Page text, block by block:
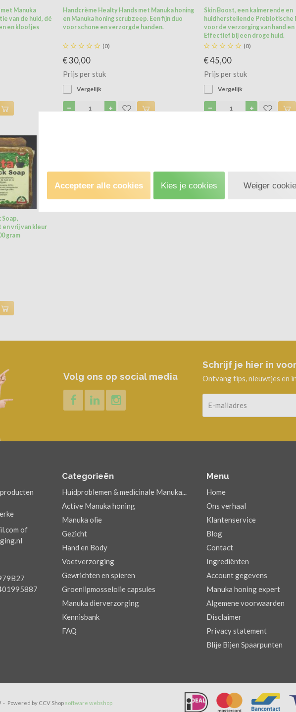
Manuka
van de huid, dé
en kloofjes
Handcrème Healty Hands met Manuka honing
en Manuka honing scrubzeep. Een fijn duo
voor schone en verzorgde handen.
     (0)
€ 30,00
Prijs per stuk
Vergelijk
Skin Boost, een kalmerende en
huidherstellende Prebiotische
voor de verzorging van hand en
Effectief bij een droge huid.
     (0)
€ 45,00
Prijs per stuk
Vergelijk
vrij van kleur
gram
Volg ons op social media
Schrijf je hier in
Ontvang tips, nieuwtjes en
Categorieën
Huidproblemen & medicinale Manuka...
Active Manuka honing
Manuka olie
Gezicht
Hand en Body
Voetverzorging
Gewrichten en spieren
Groenlipmosselolie capsules
Manuka dierverzorging
Kennisbank
FAQ
Menu
Home
Ons verhaal
Klantenservice
Blog
Contact
Ingrediënten
Account gegevens
Manuka honing expert
Algemene voorwaarden
Disclaimer
Privacy statement
Blije Bijen Spaarpunten
of
- Powered by CCV Shop software webshop
Accepteer alle cookies Kies je cookies Weiger